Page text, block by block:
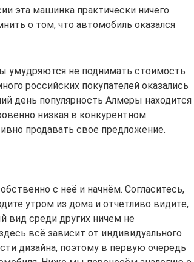
эта машинка практически ничего
о том, что автомобиль оказался
умудряются не поднимать стоимость
российских покупателей оказались
день популярность Алмеры находится
низкая в конкурентном
продавать свое предложение.
с неё и начнём. Согласитесь,
утром из дома и отчетливо видите,
вид среди других ничем не
всё зависит от индивидуального
дизайна, поэтому в первую очередь